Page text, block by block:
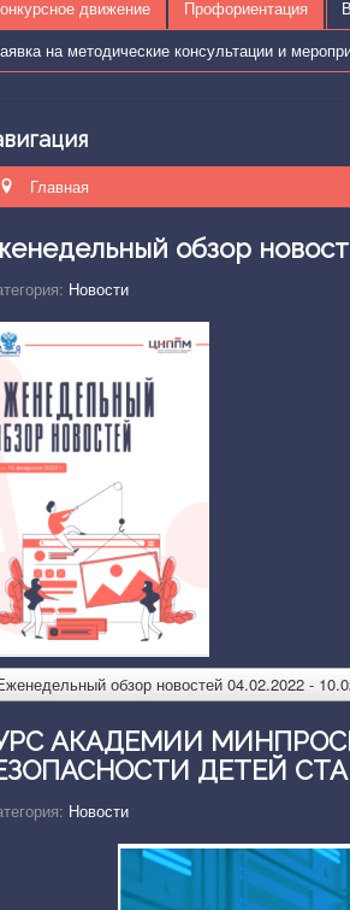
движение
Профориентация
на методические консультации и
Главная
обзор
Новости
обзор новостей 04.02.2022 -
АКАДЕМИИ
ДЕТЕЙ
Новости